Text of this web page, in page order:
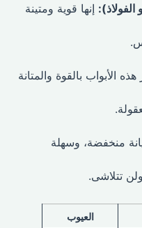
إنها قوية ومتينة
الأبواب بالقوة والمتانة
منخفضة، وسهلة
تتلاشى.
العيوب